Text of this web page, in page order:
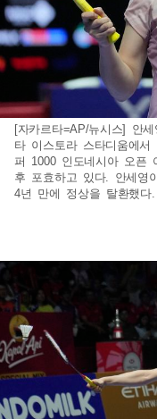
[자카르타=AP/뉴시스] 안
타 이스토라 스타디움에서
퍼 1000 인도네시아 오픈
후 포효하고 있다. 안세영
4년 만에 정상을 탈환했다.